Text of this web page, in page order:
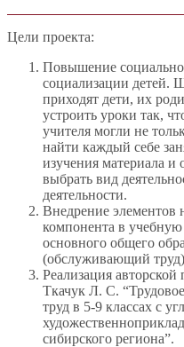
Цели проекта:
Повышение
социализации детей.
приходят дети, их
устроить уроки так,
учителя могли не
найти каждый себе
изучения материала
выбрать вид
деятельности.
Внедрение элементов
компонента в
основного общего
(обслуживающий труд)
Реализация
Ткачук Л. С.
труд в 5-9 классах с
сибирского региона”.